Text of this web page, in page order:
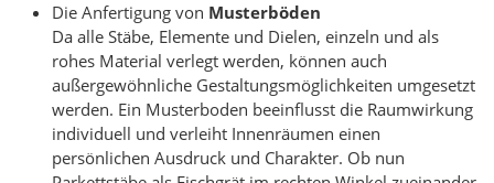
Die Anfertigung von Musterböden
Da alle Stäbe, Elemente und Dielen, einzeln und als
rohes Material verlegt werden, können auch
außergewöhnliche Gestaltungsmöglichkeiten umgesetzt
werden. Ein Musterboden beeinflusst die Raumwirkung
individuell und verleiht Innenräumen einen
persönlichen Ausdruck und Charakter. Ob nun